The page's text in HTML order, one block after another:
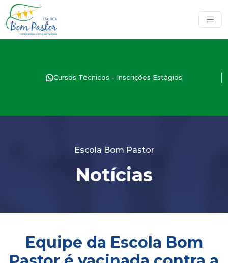
Cursos Técnicos - Inscrições Estágios
Escola Bom Pastor
Notícias
Equipe da Escola Bom